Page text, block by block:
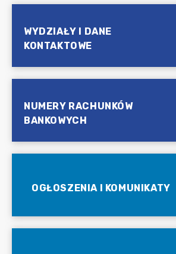
WYDZIAŁY I DANE
KONTAKTOWE
NUMERY RACHUNKÓW
BANKOWYCH
OGŁOSZENIA I KOMUNIKATY